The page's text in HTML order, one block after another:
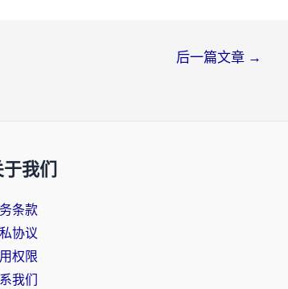
后一篇文章 →
我们
条款
协议
权限
我们